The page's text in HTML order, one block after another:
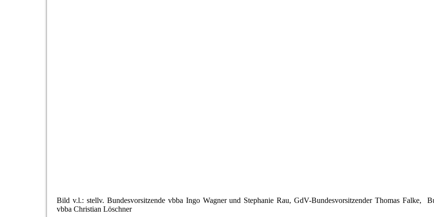
Bild v.l.: stellv. Bundesvorsitzende vbba Ingo Wagner und Stephanie Rau, GdV-Bundesvorsitzender Thomas Falke,
vbba Christian Löschner